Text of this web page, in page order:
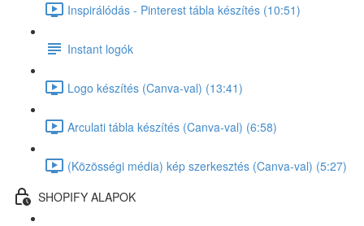
Inspirálódás - Pinterest tábla készítés (10:51)
Instant logók
Logo készítés (Canva-val) (13:41)
Arculati tábla készítés (Canva-val) (6:58)
(Közösségi média) kép szerkesztés (Canva-val) (5:27)
SHOPIFY ALAPOK